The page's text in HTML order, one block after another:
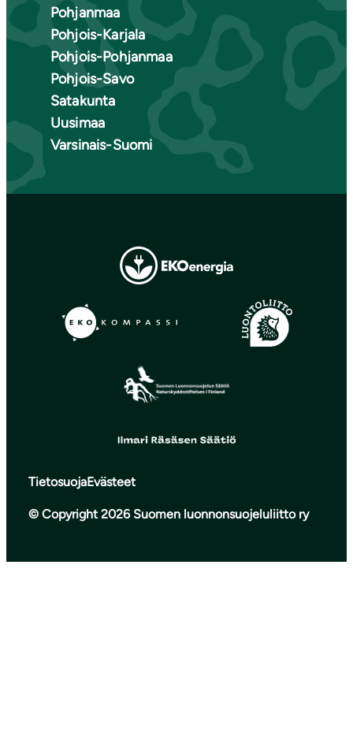
Pohjanmaa
Pohjois-Karjala
Pohjois-Pohjanmaa
Pohjois-Savo
Satakunta
Uusimaa
Varsinais-Suomi
TietosuojaEvästeet
© Copyright 2026 Suomen luonnonsuojeluliitto ry